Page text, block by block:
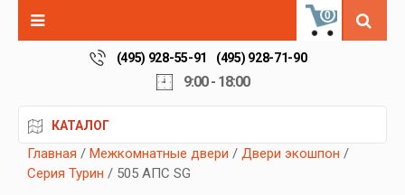
0
(495) 928-55-91 (495) 928-71-90
9:00 - 18:00
КАТАЛОГ
Главная / Межкомнатные двери / Двери экошпон /
Серия Турин / 505 АПС SG